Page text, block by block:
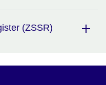
(ZSSR)